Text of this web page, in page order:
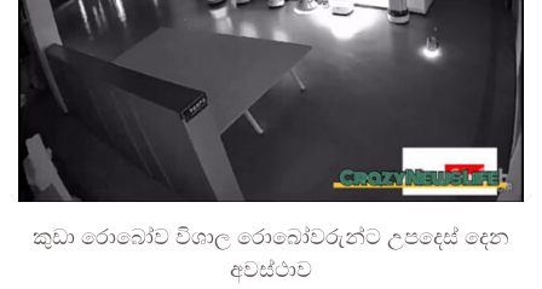
කුඩා රොබෝව විශාල රොබෝවරුන්ට උපදෙස් දෙන
අවස්ථාව